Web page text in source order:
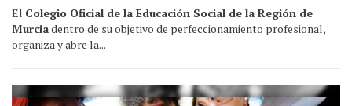
El Colegio Oficial de la Educación Social de la Región de
Murciadentro de su objetivo de perfeccionamiento profesional,
organiza y abre la...